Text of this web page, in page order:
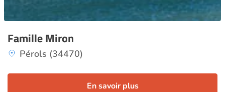
Famille Miron
Pérols (34470)
En savoir plus